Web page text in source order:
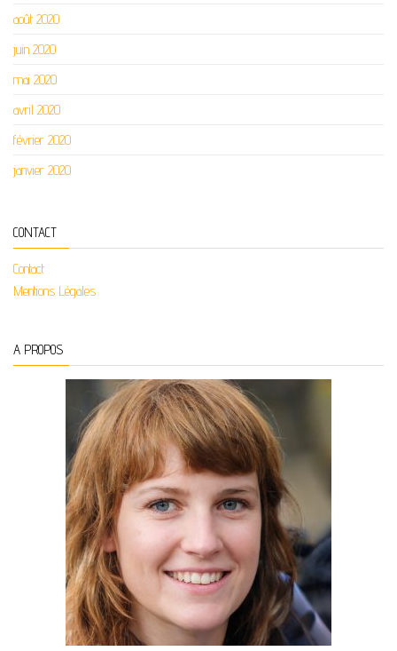
août 2020
juin 2020
mai 2020
avril 2020
février 2020
janvier 2020
CONTACT
Contact
Mentions Légales
A PROPOS